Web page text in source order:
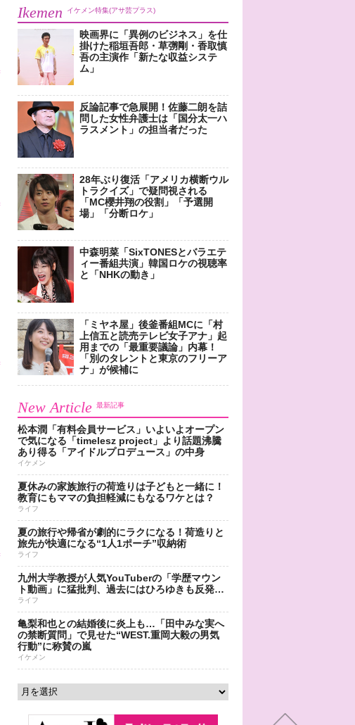
Ikemen イケメン特集(アサ芸プラス)
映画界に「異例のビジネス」を仕
掛けた稲垣吾郎・草彅剛・香取慎
吾の主演作「新たな収益システ
ム」
反論記事で急展開！佐藤二朗を詰
問した女性弁護士は「国分太一ハ
ラスメント」の担当者だった
28年ぶり復活「アメリカ横断ウル
トラクイズ」で疑問視される
「MC櫻井翔の役割」「予選開
場」「分断ロケ」
中森明菜「SixTONESとバラエテ
ィー番組共演」韓国ロケの視聴率
と「NHKの動き」
「ミヤネ屋」後釜番組MCに「村
上信五と読売テレビ女子アナ」起
用までの「最重要議論」内幕！
「別のタレントと東京のフリーア
ナ」が候補に
New Article 最新記事
松本潤「有料会員サービス」いよいよオープン
で気になる「timelesz project」より話題沸騰
あり得る「アイドルプロデュース」の中身
イケメン
夏休みの家族旅行の荷造りは子どもと一緒に！
教育にもママの負担軽減にもなるワケとは？
ライフ
夏の旅行や帰省が劇的にラクになる！荷造りと
旅先が快適になる“1人1ポーチ”収納術
ライフ
九州大学教授が人気YouTuberの「学歴マウン
ト動画」に猛批判、過去にはひろゆきも反発…
ライフ
亀梨和也との結婚後に炎上も…「田中みな実へ
の禁断質問」で見せた“WEST.重岡大毅の男気
行動”に称賛の嵐
イケメン